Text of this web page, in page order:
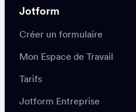
Jotform
Créer un formulaire
Mon Espace de Travail
Tarifs
Jotform Entreprise